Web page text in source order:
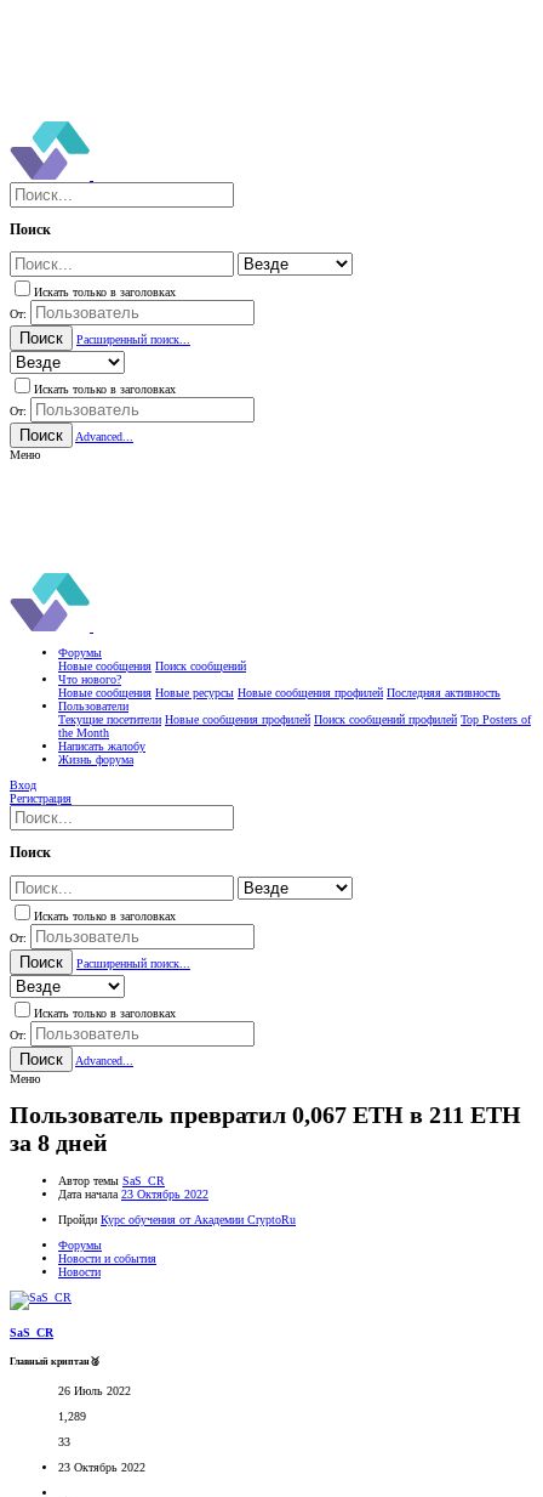
Поиск
Искать только в заголовках
От:
Поиск Расширенный поиск...
Искать только в заголовках
От:
Поиск
Advanced...
Меню
Форумы
Новые сообщения Поиск сообщений
Что нового?
Новые сообщения Новые ресурсы Новые сообщения профилей Последняя активность
Пользователи
Текущие посетители Новые сообщения профилей Поиск сообщений профилей Top Posters of
the Month
Написать жалобу
Жизнь форума
Вход
Регистрация
Поиск
Искать только в заголовках
От:
Поиск Расширенный поиск...
Искать только в заголовках
От:
Поиск
Advanced...
Меню
Пользователь превратил 0,067 ETH в 211 ETH
за 8 дней
Автор темы SaS_CR
Дата начала 23 Октябрь 2022
Пройди Курс обучения от Академии CryptoRu
Форумы
Новости и события
Новости
SaS_CR
Главный криптан🥈
26 Июль 2022
1,289
33
23 Октябрь 2022